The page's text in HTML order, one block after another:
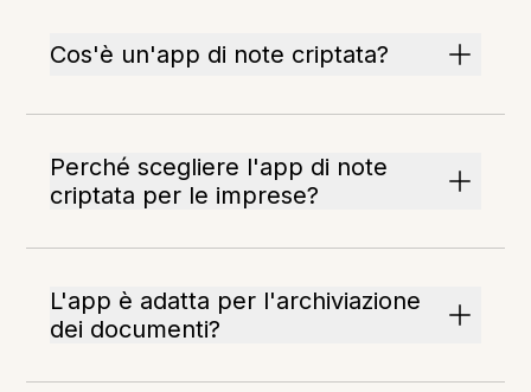
Cos'è un'app di note criptata?
Perché scegliere l'app di note
criptata per le imprese?
L'app è adatta per l'archiviazione
dei documenti?